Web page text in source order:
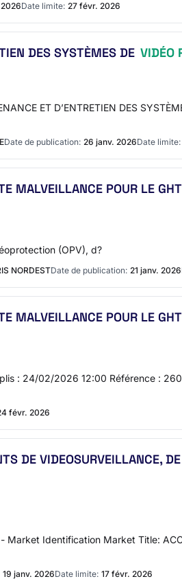
Date limite: 27 févr. 2026
DES SYSTÈMES DE VIDÉO
ET D’ENTRETIEN DES
Date de publication: 26 janv. 2026Date limite:
MALVEILLANCE POUR LE
(OPV), d?
NORDESTDate de publication: 21 janv. 2026
MALVEILLANCE POUR LE
: 24/02/2026 12:00 Référence :
févr. 2026
DE VIDEOSURVEILLANCE,
Identification Market Title:
19 janv. 2026Date limite: 17 févr. 2026